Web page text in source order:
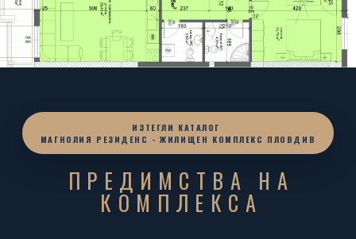
ИЗТЕГЛИ КАТАЛОГ
МАГНОЛИЯ РЕЗИДЕНС - ЖИЛИЩЕН КОМПЛЕКС ПЛОВДИВ
ПРЕДИМСТВА НА
КОМПЛЕКСА